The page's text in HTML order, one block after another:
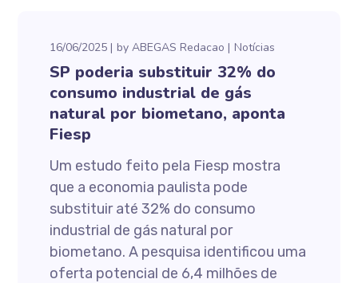
16/06/2025 byABEGAS Redacao Notícias
SP poderia substituir 32% do
consumo industrial de gás
natural por biometano, aponta
Fiesp
Um estudo feito pela Fiesp mostra
que a economia paulista pode
substituir até 32% do consumo
industrial de gás natural por
biometano. A pesquisa identificou uma
oferta potencial de 6,4 milhões de